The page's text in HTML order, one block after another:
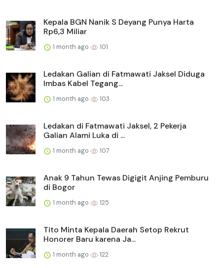
Kepala BGN Nanik S Deyang Punya Harta
Rp6,3 Miliar
1 month ago 101
Ledakan Galian di Fatmawati Jaksel Diduga
Imbas Kabel Tegang...
1 month ago 103
Ledakan di Fatmawati Jaksel, 2 Pekerja
Galian Alami Luka di ...
1 month ago 107
Anak 9 Tahun Tewas Digigit Anjing Pemburu
di Bogor
1 month ago 125
Tito Minta Kepala Daerah Setop Rekrut
Honorer Baru karena Ja...
1 month ago 122